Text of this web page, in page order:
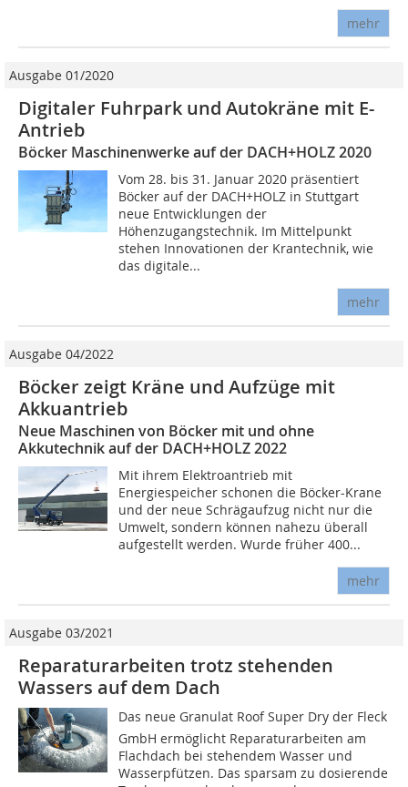
mehr
Ausgabe 01/2020
Digitaler Fuhrpark und Autokräne mit E-
Antrieb
Böcker Maschinenwerke auf der DACH+HOLZ 2020
Vom 28. bis 31. Januar 2020 präsentiert
Böcker auf der DACH+HOLZ in Stuttgart
neue Entwicklungen der
Höhenzugangstechnik. Im Mittelpunkt
stehen Innovationen der Krantechnik, wie
das digitale...
mehr
Ausgabe 04/2022
Böcker zeigt Kräne und Aufzüge mit
Akkuantrieb
Neue Maschinen von Böcker mit und ohne
Akkutechnik auf der DACH+HOLZ 2022
Mit ihrem Elektroantrieb mit
Energiespeicher schonen die Böcker-Krane
und der neue Schrägaufzug nicht nur die
Umwelt, sondern können nahezu überall
aufgestellt werden. Wurde früher 400...
mehr
Ausgabe 03/2021
Reparaturarbeiten trotz stehenden
Wassers auf dem Dach
Das neue Granulat Roof Super Dry der Fleck
GmbH ermöglicht Reparaturarbeiten am
Flachdach bei stehendem Wasser und
Wasserpfützen. Das sparsam zu dosierende